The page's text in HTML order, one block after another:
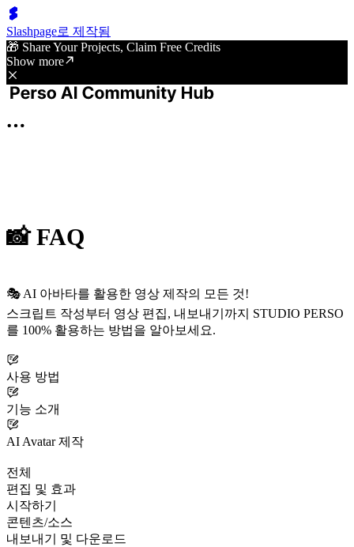
Slashpage로 제작됨
🎁 Share Your Projects, Claim Free Credits
Show more
📸 FAQ
🎭 AI 아바타를 활용한 영상 제작의 모든 것!
스크립트 작성부터 영상 편집, 내보내기까지 STUDIO PERSO
를 100% 활용하는 방법을 알아보세요.
사용 방법
기능 소개
AI Avatar 제작
전체
편집 및 효과
시작하기
콘텐츠/소스
내보내기 및 다운로드